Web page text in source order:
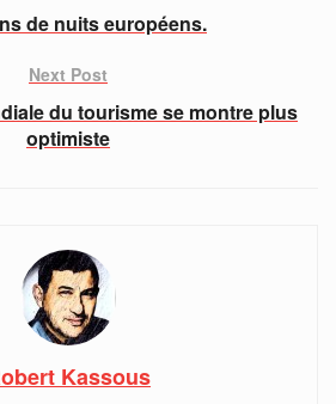
de nuits européens.
Next Post
du tourisme se montre plus
optimiste
Kassous